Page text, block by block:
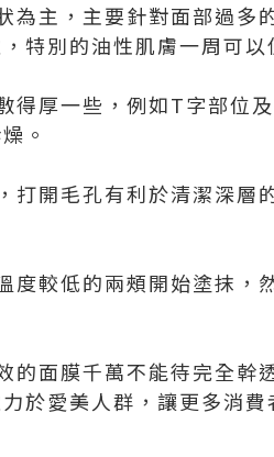
為主，主要針對面部過多
特別的油性肌膚一周可以
得厚一些，例如T字部位
。
打開毛孔有利於清潔深層
度較低的兩頰開始塗抹，
的面膜千萬不能待完全幹
於愛美人群，讓更多消